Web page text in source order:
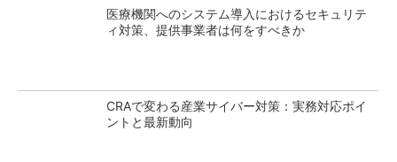
医療機関へのシステム導入におけるセキュリテ
ィ対策、提供事業者は何をすべきか
CRAで変わる産業サイバー対策：実務対応ポイ
ントと最新動向